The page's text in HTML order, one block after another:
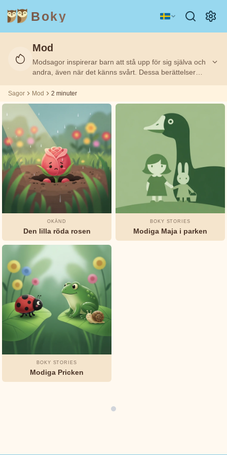
Boky
Kategori
Filtrerat
2
m
ÄMNEN
KARAKTÄRER
Teknologi
Djur
Magi
Rymd
Sport
Fordon
Prinsessor
Fakta
&
Vänskap
Mod
Ärlighet
STÄMNING
&
FORMAT
Godnattsagor
Klassiker
Humor
Mysterier
Författare
Filtrerat
2
m
Andrew
Lang
Asbjørnsen
och Moe
Beatrix
Boky
Stories
Bröderna
Grimm
Charles
Perrault
Elsa
Beskow
George
Mod
Modsagor inspirerar barn att stå upp för sig själva och
andra, även när det känns svårt. Dessa berättelser
utan att man vågar trots sin rädsla. Perfekta sagor för
att bygga självförtroende och inre styrka hos barn.
Sagor Mod 2 minuter
OKÄND
Den lilla röda rosen
BOKY STORIES
Modiga Maja i parken
BOKY STORIES
Modiga Pricken